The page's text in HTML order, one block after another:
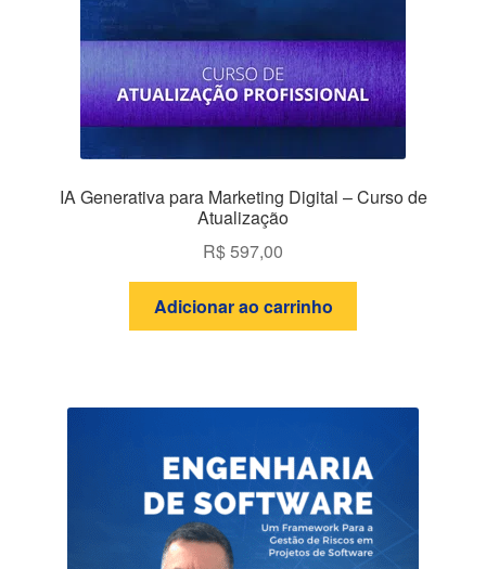
IA Generativa para Marketing Digital – Curso de
Atualização
R$597,00
Adicionar ao carrinho